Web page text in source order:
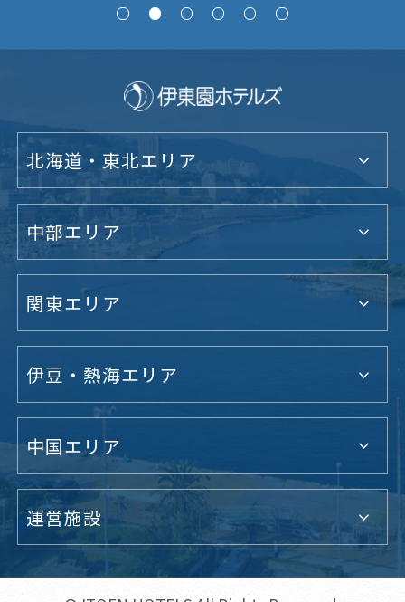
北海道・東北エリア
中部エリア
関東エリア
伊豆・熱海エリア
中国エリア
運営施設